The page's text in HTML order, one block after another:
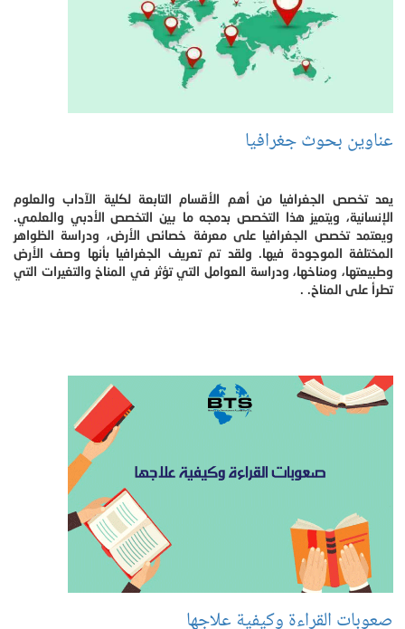
عناوين بحوث جغرافيا
يعد تخصص الجغرافيا من أهم الأقسام التابعة لكلية الآداب والعلوم
الإنسانية، ويتميز هذا التخصص بدمجه ما بين التخصص الأدبي والعلمي.
ويعتمد تخصص الجغرافيا على معرفة خصائص الأرض، ودراسة الظواهر
المختلفة الموجودة فيها. ولقد تم تعريف الجغرافيا بأنها وصف الأرض
وطبيعتها، ومناخها، ودراسة العوامل التي تؤثر في المناخ والتغيرات التي
تطرأ على المناخ. .
صعوبات القراءة وكيفية علاجها